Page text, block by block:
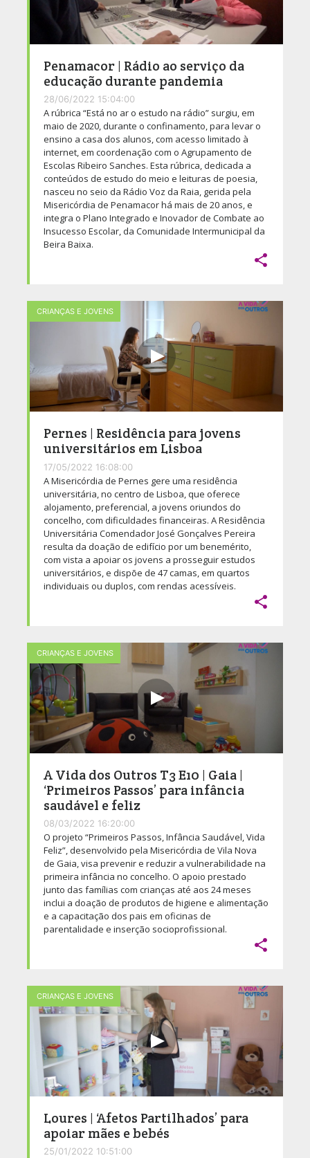
Penamacor | Rádio ao serviço da
educação durante pandemia
28/06/2022 15:04:00
A rúbrica “Está no ar o estudo na rádio” surgiu, em
maio de 2020, durante o confinamento, para levar o
ensino a casa dos alunos, com acesso limitado à
internet, em coordenação com o Agrupamento de
Escolas Ribeiro Sanches. Esta rúbrica, dedicada a
conteúdos de estudo do meio e leituras de poesia,
nasceu no seio da Rádio Voz da Raia, gerida pela
Misericórdia de Penamacor há mais de 20 anos, e
integra o Plano Integrado e Inovador de Combate ao
Insucesso Escolar, da Comunidade Intermunicipal da
Beira Baixa.

CRIANÇAS E JOVENS
Pernes | Residência para jovens
universitários em Lisboa
17/05/2022 16:08:00
A Misericórdia de Pernes gere uma residência
universitária, no centro de Lisboa, que oferece
alojamento, preferencial, a jovens oriundos do
concelho, com dificuldades financeiras. A Residência
Universitária Comendador José Gonçalves Pereira
resulta da doação de edifício por um benemérito,
com vista a apoiar os jovens a prosseguir estudos
universitários, e dispõe de 47 camas, em quartos
individuais ou duplos, com rendas acessíveis.

CRIANÇAS E JOVENS
A Vida dos Outros T3 E10 | Gaia |
‘Primeiros Passos’ para infância
saudável e feliz
08/03/2022 16:20:00
O projeto “Primeiros Passos, Infância Saudável, Vida
Feliz”, desenvolvido pela Misericórdia de Vila Nova
de Gaia, visa prevenir e reduzir a vulnerabilidade na
primeira infância no concelho. O apoio prestado
junto das famílias com crianças até aos 24 meses
inclui a doação de produtos de higiene e alimentação
e a capacitação dos pais em oficinas de
parentalidade e inserção socioprofissional.

CRIANÇAS E JOVENS
Loures | ‘Afetos Partilhados’ para
apoiar mães e bebés
25/01/2022 10:51:00